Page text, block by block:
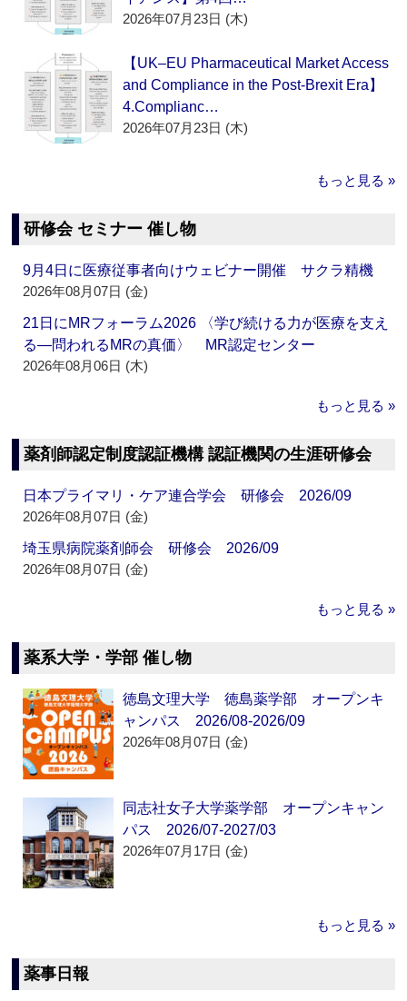
2026年07月23日 (木)
【UK–EU Pharmaceutical Market Access
and Compliance in the Post-Brexit Era】
4.Complianc…
2026年07月23日 (木)
もっと見る »
研修会 セミナー 催し物
9月4日に医療従事者向けウェビナー開催 サクラ精機
2026年08月07日 (金)
21日にMRフォーラム2026 〈学び続ける力が医療を支え
る―問われるMRの真価〉 MR認定センター
2026年08月06日 (木)
もっと見る »
薬剤師認定制度認証機構 認証機関の生涯研修会
日本プライマリ・ケア連合学会 研修会 2026/09
2026年08月07日 (金)
埼玉県病院薬剤師会 研修会 2026/09
2026年08月07日 (金)
もっと見る »
薬系大学・学部 催し物
徳島文理大学 徳島薬学部 オープンキ
ャンパス 2026/08-2026/09
2026年08月07日 (金)
同志社女子大学薬学部 オープンキャン
パス 2026/07-2027/03
2026年07月17日 (金)
もっと見る »
薬事日報